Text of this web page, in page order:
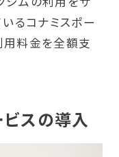
るコナミスポー
用料金を全額支
スの導入